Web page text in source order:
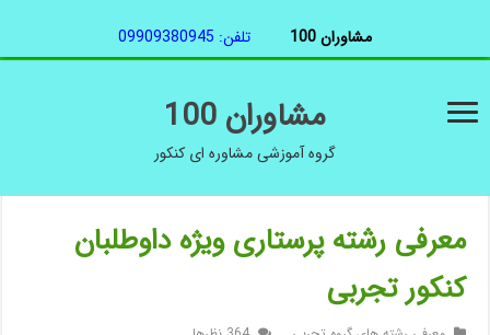
مشاوران 100
گروه آموزشی مشاوره ای کنکور
معرفی رشته پرستاری ویژه داوطلبان
کنکور تجربی
مشاوران 100 تلفن: 09909380945